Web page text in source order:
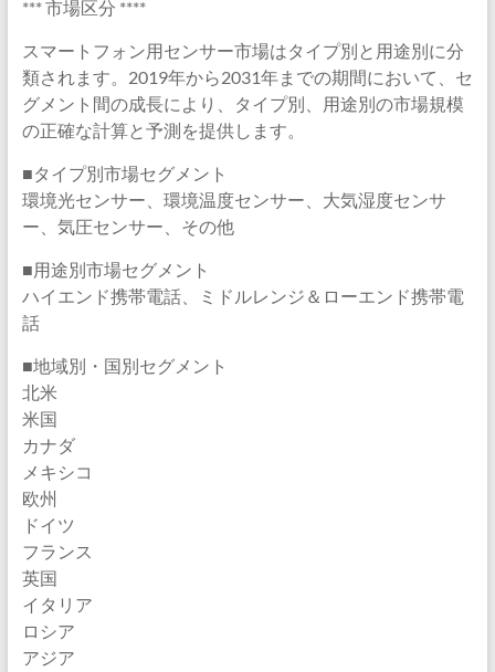
*** 市場区分 ****
スマートフォン用センサー市場はタイプ別と用途別に分
類されます。2019年から2031年までの期間において、セ
グメント間の成長により、タイプ別、用途別の市場規模
の正確な計算と予測を提供します。
■タイプ別市場セグメント
環境光センサー、環境温度センサー、大気湿度センサ
ー、気圧センサー、その他
■用途別市場セグメント
ハイエンド携帯電話、ミドルレンジ＆ローエンド携帯電
話
■地域別・国別セグメント
北米
米国
カナダ
メキシコ
欧州
ドイツ
フランス
英国
イタリア
ロシア
アジア